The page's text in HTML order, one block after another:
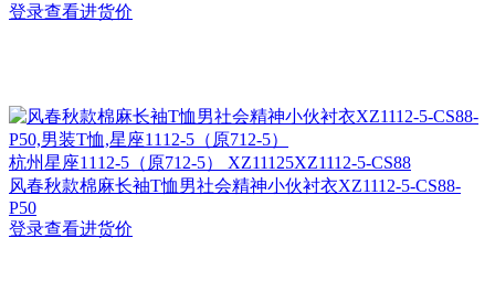
登录查看进货价
杭州星座1112-5（原712-5） XZ11125XZ1112-5-CS88
风春秋款棉麻长袖T恤男社会精神小伙衬衣XZ1112-5-CS88-
P50
登录查看进货价